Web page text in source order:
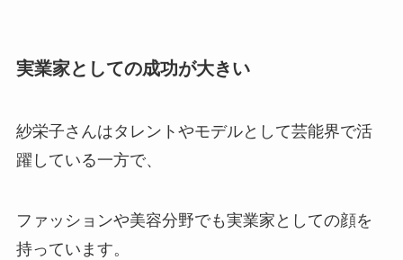
実業家としての成功が大きい
紗栄子さんはタレントやモデルとして芸能界で活
躍している一方で、
ファッションや美容分野でも実業家としての顔を
持っています。